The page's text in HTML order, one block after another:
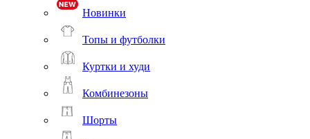
Новинки
Топы и футболки
Куртки и худи
Комбинезоны
Шорты